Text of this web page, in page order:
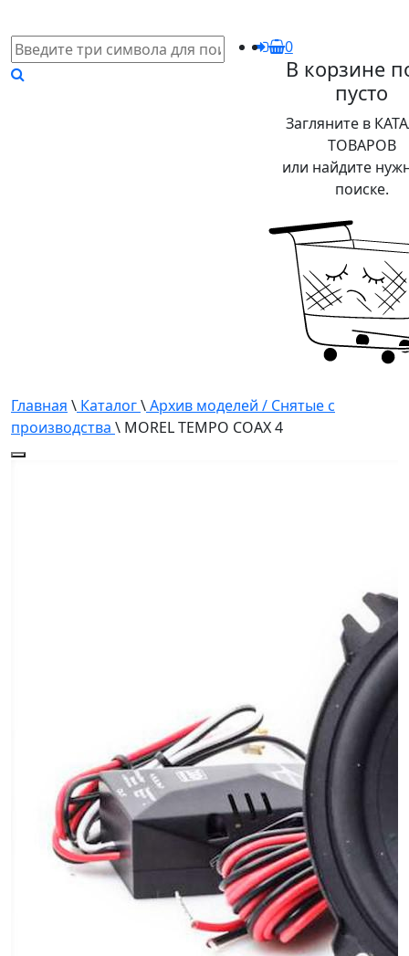
0
В корзине
пусто
Загляните в
ТОВАРОВ
или найдите
поиске.
Главная \ Каталог\Архив моделей / Снятые с
производства \ MOREL TEMPO COAX 4